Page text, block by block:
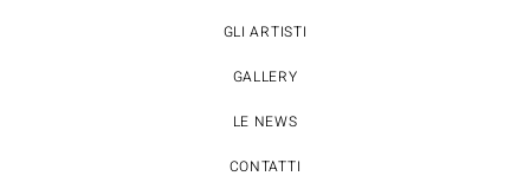
GLI ARTISTI
GALLERY
LE NEWS
CONTATTI